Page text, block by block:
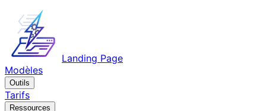
Landing Page
Modèles
Outils
Tarifs
Ressources